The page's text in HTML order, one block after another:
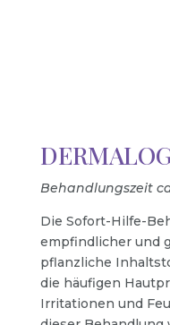
Behandlungszeit
Die Sofort-Hilfe-
empfindlicher und
pflanzliche
die häufigen
Irritationen und